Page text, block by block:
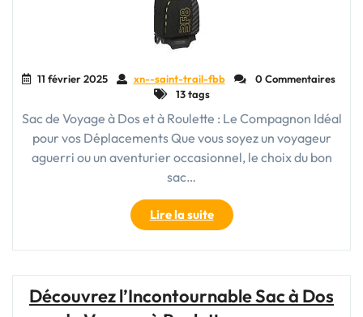
11 février 2025 xn--saint-trail-fbb
0 Commentaires
13 tags
Sac de Voyage à Dos et à Roulette : Le Compagnon Idéal
pour vos Déplacements Que vous soyez un voyageur
aguerri ou un aventurier occasionnel, le choix du bon
sac…
Lire la suite"Le
Sac
de
Dos
Découvrez l’Incontournable Sac à Dos